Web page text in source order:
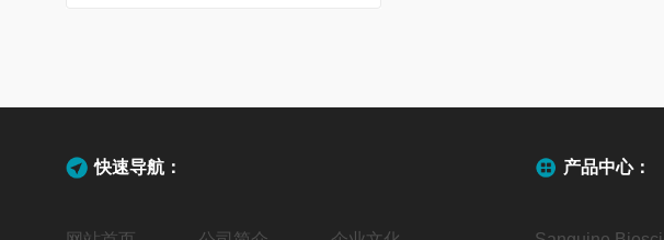
快速导航： 产品中心：